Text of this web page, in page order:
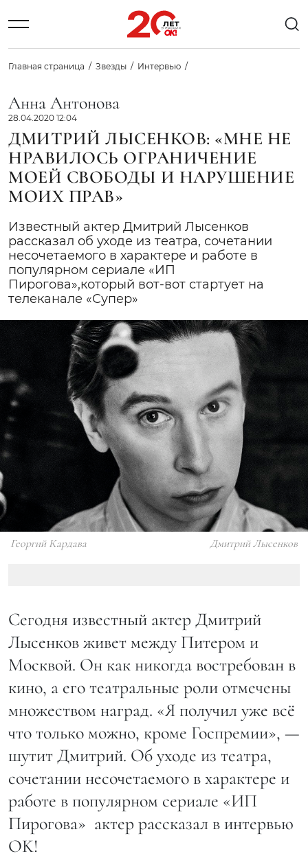
Главная страница Звезды Интервью
Анна Антонова
28.04.2020 12:04
ДМИТРИЙ ЛЫСЕНКОВ: «МНЕ НЕ
НРАВИЛОСЬ ОГРАНИЧЕНИЕ
МОЕЙ СВОБОДЫ И НАРУШЕНИЕ
МОИХ ПРАВ»
Известный актер Дмитрий Лысенков
рассказал об уходе из театра, сочетании
несочетаемого в характере и работе в
популярном сериале «ИП
Пирогова»,который вот-вот стартует на
телеканале «Супер»
Георгий Кардава Дмитрий Лысенков
Сегодня известный актер Дмитрий
Лысенков живет между Питером и
Москвой. Он как никогда востребован в
кино, а его театральные роли отмечены
множеством наград. «Я получил уже всё
что только можно, кроме Госпремии», —
шутит Дмитрий. Об уходе из театра,
сочетании несочетаемого в характере и
работе в популярном сериале «ИП
Пирогова» актер рассказал в интервью
ОK!